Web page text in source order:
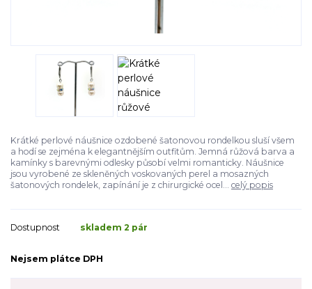
Krátké perlové náušnice ozdobené šatonovou rondelkou sluší všem
a hodí se zejména k elegantnějším outfitům. Jemná růžová barva a
kamínky s barevnými odlesky působí velmi romanticky. Náušnice
jsou vyrobené ze skleněných voskovaných perel a mosazných
šatonových rondelek, zapínání je z chirurgické ocel... celý popis
Dostupnost skladem 2 pár
Nejsem plátce DPH